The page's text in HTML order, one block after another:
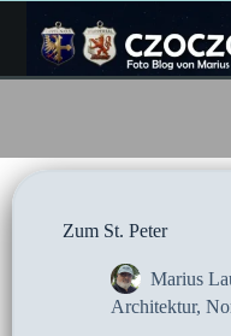
Inhalt
springen
Zum St. Peter
Marius
Architektur,